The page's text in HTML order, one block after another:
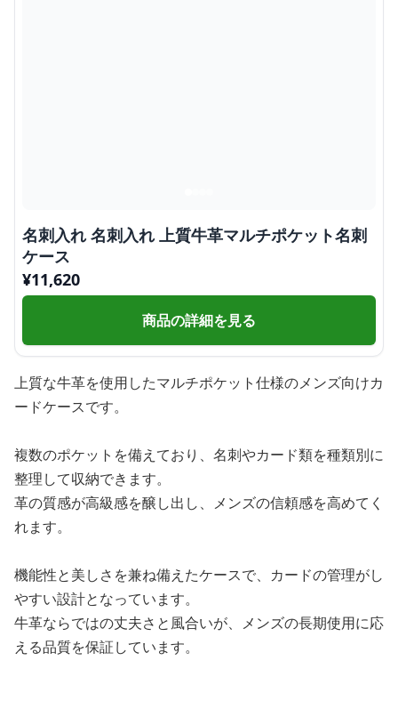
名刺入れ 名刺入れ 上質牛革マルチポケット名刺
ケース
¥11,620
商品の詳細を見る
上質な牛革を使用したマルチポケット仕様のメンズ向けカ
ードケースです。
複数のポケットを備えており、名刺やカード類を種類別に
整理して収納できます。
革の質感が高級感を醸し出し、メンズの信頼感を高めてく
れます。
機能性と美しさを兼ね備えたケースで、カードの管理がし
やすい設計となっています。
牛革ならではの丈夫さと風合いが、メンズの長期使用に応
える品質を保証しています。